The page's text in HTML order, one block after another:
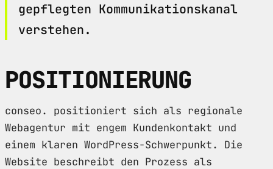
gepflegten Kommunikationskanal
verstehen.
POSITIONIERUNG
conseo. positioniert sich als regionale
Webagentur mit engem Kundenkontakt und
einem klaren WordPress-Schwerpunkt. Die
Website beschreibt den Prozess als